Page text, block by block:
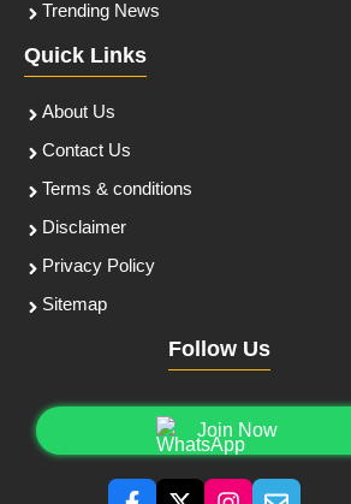
Trending News
Quick Links
About Us
Contact Us
Terms & conditions
Disclaimer
Privacy Policy
Sitemap
Follow Us
Join Now